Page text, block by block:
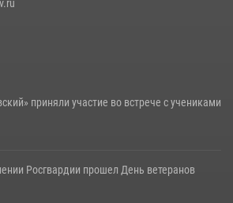
приняли участие во встрече с учениками
Росгвардии прошел День ветеранов